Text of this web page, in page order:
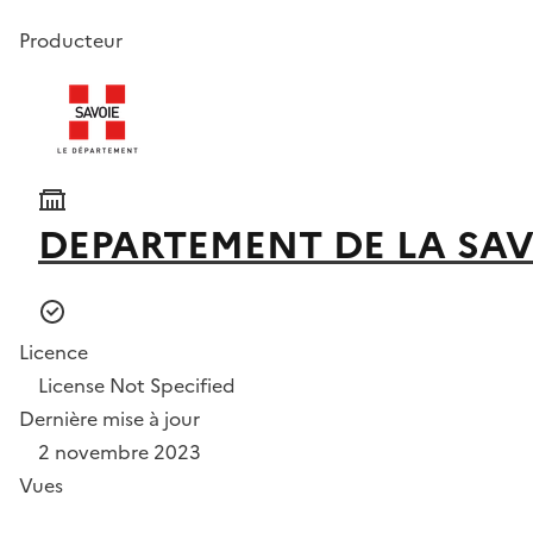
Producteur
DEPARTEMENT DE LA
Licence
License Not Specified
Dernière mise à jour
2 novembre 2023
Vues